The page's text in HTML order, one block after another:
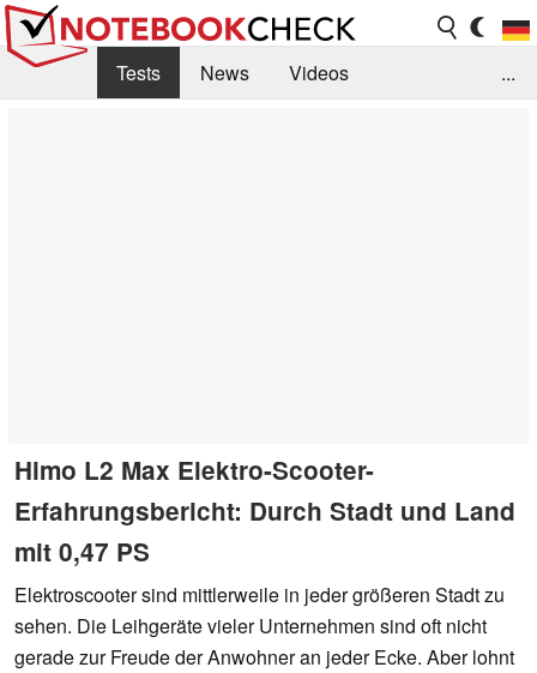
Tests News
Videos
...
Himo L2 Max Elektro-Scooter-
Erfahrungsbericht: Durch Stadt und Land
mit 0,47 PS
Elektroscooter sind mittlerweile in jeder größeren Stadt zu
sehen. Die Leihgeräte vieler Unternehmen sind oft nicht
gerade zur Freude der Anwohner an jeder Ecke. Aber lohnt